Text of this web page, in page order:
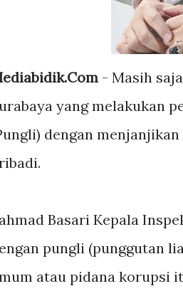
- Masih
yang melakukan
dengan
Basari Kepala
pungli (punggutan
atau pidana korupsi